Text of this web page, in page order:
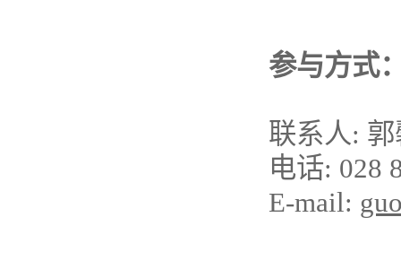
参与方式
联系人:
电话: 028
E-mail: